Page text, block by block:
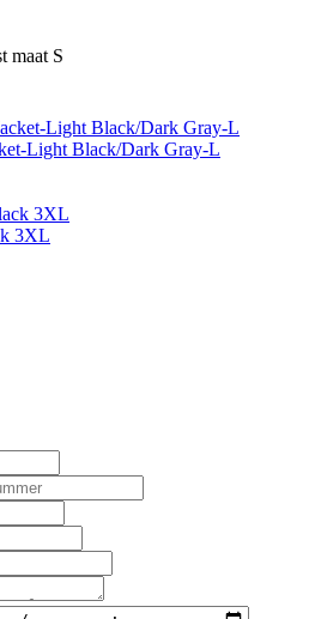
maat S
Light Black/Dark Gray-L
3XL